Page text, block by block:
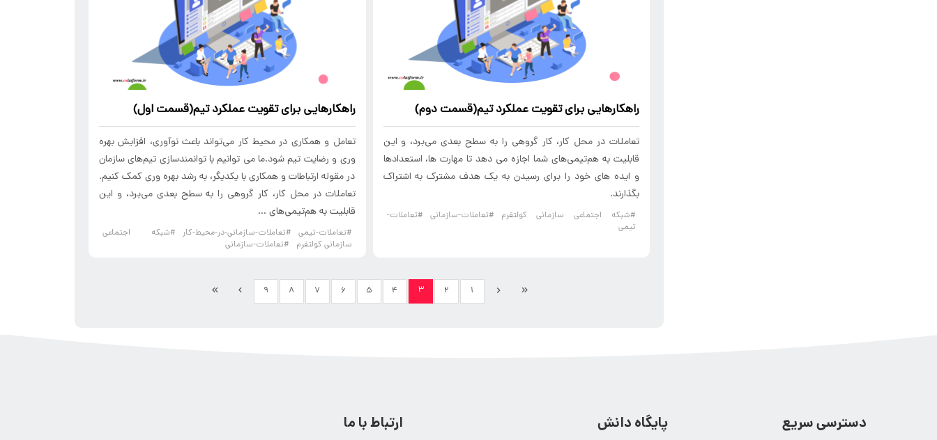
راهکارهایی برای تقویت عملکرد تیم(قسمت دوم)
تعاملات در محل کار، کار گروهی را به سطح بعدی می‌برد، و این
قابلیت به هم‌تیمی‌های شما اجازه می دهد تا مهارت ها، استعدادها
و ایده های خود را برای رسیدن به یک هدف مشترک به اشتراک
بگذارند.
#شبکه اجتماعی سازمانی کولتفرم #تعاملات-سازمانی
#تعاملات-
تیمی
راهکارهایی برای تقویت عملکرد تیم(قسمت اول)
تعامل و همکاری در محیط کار می‌تواند باعث نوآوری، افزایش بهره
وری و رضایت تیم شود.ما می توانیم با توانمندسازی تیم‌های سازمان
در مقوله ارتباطات و همکاری با یکدیگر، به رشد بهره وری کمک کنیم.
تعاملات در محل کار، کار گروهی را به سطح بعدی می‌برد، و این
قابلیت به هم‌تیمی‌های ...
#تعاملات-تیمی #تعاملات-سازمانی-در-محیط-کار
#شبکه اجتماعی
سازمانی کولتفرم
#تعاملات-سازمانی
۱ ۲ ۳ ۴ ۵ ۶ ۷ ۸ ۹
دسترسی سریع پایگاه دانش ارتباط با ما